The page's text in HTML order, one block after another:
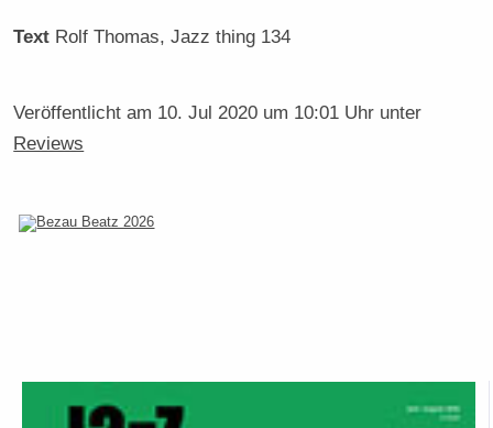
Text Rolf Thomas, Jazz thing 134
Veröffentlicht am 10. Jul 2020 um 10:01 Uhr unter
Reviews